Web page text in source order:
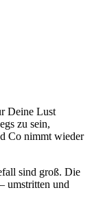
Deine Lust
zu sein,
Co nimmt wieder
sind groß. Die
umstritten und